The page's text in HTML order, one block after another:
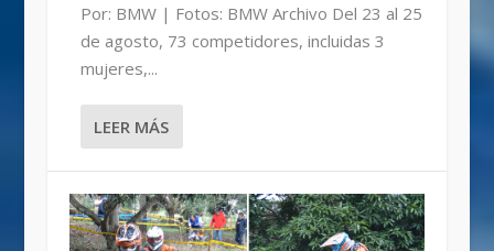
Por: BMW | Fotos: BMW Archivo Del 23 al 25
de agosto, 73 competidores, incluidas 3
mujeres,...
LEER MÁS